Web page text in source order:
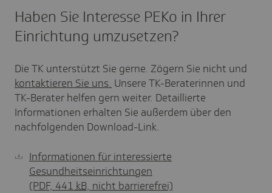
Haben Sie Interesse PEKo in Ihrer
Einrichtung umzusetzen?
Die TK unterstützt Sie gerne. Zögern Sie nicht und
kontaktieren Sie uns. Unsere TK-Beraterinnen und
TK-Berater helfen gern weiter. Detaillierte
Informationen erhalten Sie außerdem über den
nachfolgenden Download-Link.
Informationen für interessierte
Gesundheitseinrichtungen
(PDF, 441 kB, nicht barrierefrei)